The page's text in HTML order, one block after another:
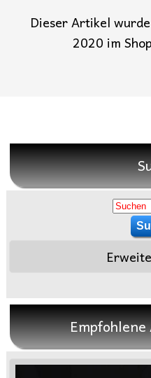
Dieser Artikel
2020 im